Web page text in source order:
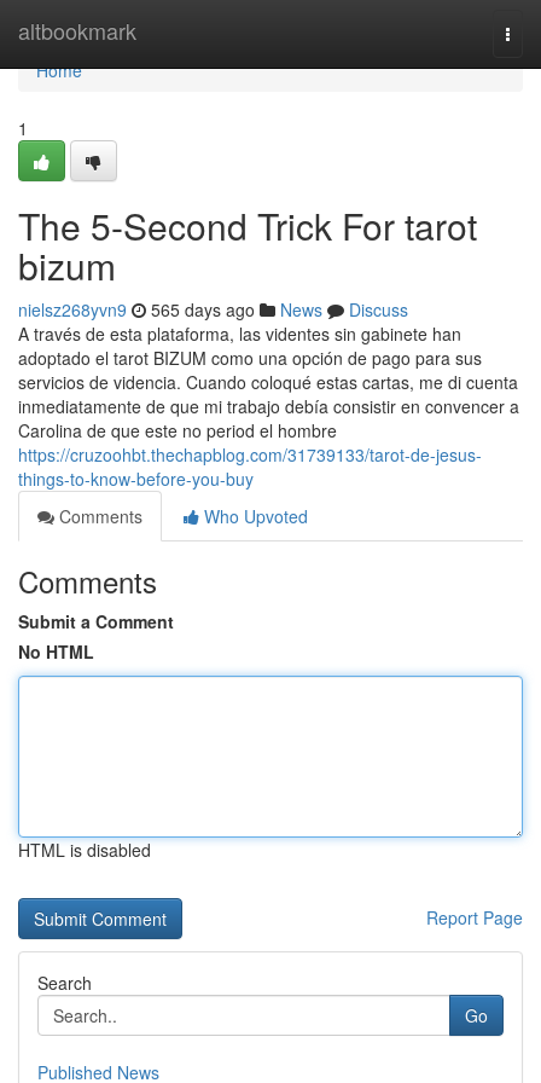
altbookmark
Home
Home
1
The 5-Second Trick For tarot
bizum
nielsz268yvn9 565 days ago News
Discuss
A través de esta plataforma, las videntes sin gabinete han
adoptado el tarot BIZUM como una opción de pago para sus
servicios de videncia. Cuando coloqué estas cartas, me di cuenta
inmediatamente de que mi trabajo debía consistir en convencer a
Carolina de que este no period el hombre
https://cruzoohbt.thechapblog.com/31739133/tarot-de-jesus-
things-to-know-before-you-buy
Comments
Who Upvoted
Comments
Submit a Comment
No HTML
HTML is disabled
Report Page
Search
Go
Published News